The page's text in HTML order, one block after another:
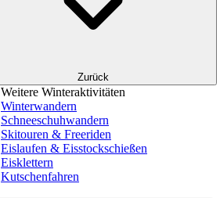
Zurück
Weitere Winteraktivitäten
Winterwandern
Schneeschuhwandern
Skitouren & Freeriden
Eislaufen & Eisstockschießen
Eisklettern
Kutschenfahren